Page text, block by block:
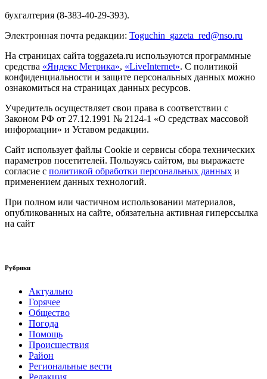
бухгалтерия (8-383-40-29-393).
Электронная почта редакции: Toguchin gazeta red@nso.ru
На страницах сайта toggazeta.ru используются программные
средства «Яндекс Метрика», «LiveInternet». С политикой
конфиденциальности и защите персональных данных можно
ознакомиться на страницах данных ресурсов.
Учредитель осуществляет свои права в соответствии с
Законом РФ от 27.12.1991 № 2124-1 «О средствах массовой
информации» и Уставом редакции.
Сайт использует файлы Cookie и сервисы сбора технических
параметров посетителей. Пользуясь сайтом, вы выражаете
согласие с политикой обработки персональных данных и
применением данных технологий.
При полном или частичном использовании материалов,
опубликованных на сайте, обязательна активная гиперссылка
на сайт
Рубрики
Актуально
Горячее
Общество
Погода
Помощь
Происшествия
Район
Региональные вести
Редакция